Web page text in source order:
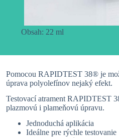
Obsah: 22 ml
Pomocou RAPIDTEST 38® je
úprava polyolefínov nejaký efekt.
Testovací atrament RAPIDTEST
plazmovú i plameňovú úpravu.
Jednoduchá aplikácia
Ideálne pre rýchle testovanie